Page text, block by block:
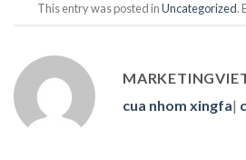
This entry was posted inUncategorized.
cua nhom xingfa|